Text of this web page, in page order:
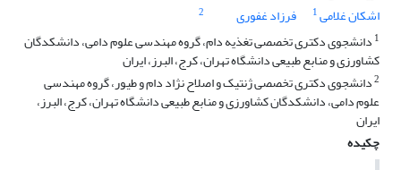
اشکان غلامی1 فرزاد غفوری
2
1 دانشجوی دکتری تخصصی تغذیه دام، گروه مهندسی علوم دامی، دانشکدگان
کشاورزی و منابع طبیعی دانشگاه تهران، کرج، البرز، ایران
2دانشجوی دکتری تخصصی ژنتیک و اصلاح نژاد دام و طیور، گروه مهندسی
علوم دامی، دانشکدگان کشاورزی و منابع طبیعی دانشگاه تهران، کرج، البرز،
ایران
چکیده